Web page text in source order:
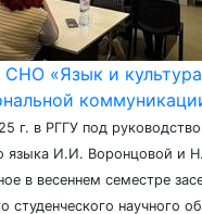
СНО «Язык и
г. в РГГУ под
языка И.И. Воронцовой и
в весеннем семестре
студенческого научного